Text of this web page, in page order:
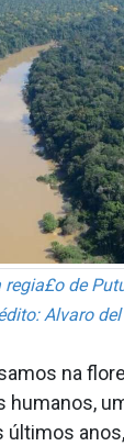
regia£o de
Alvaro
na
humanos,
últimos